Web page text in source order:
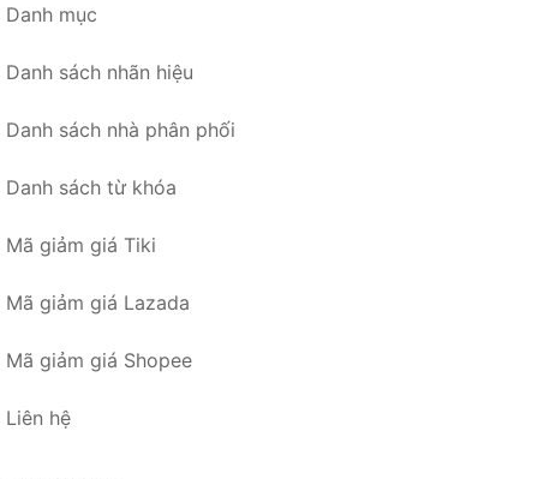
Danh mục
Danh sách nhãn hiệu
Danh sách nhà phân phối
Danh sách từ khóa
Mã giảm giá Tiki
Mã giảm giá Lazada
Mã giảm giá Shopee
Liên hệ